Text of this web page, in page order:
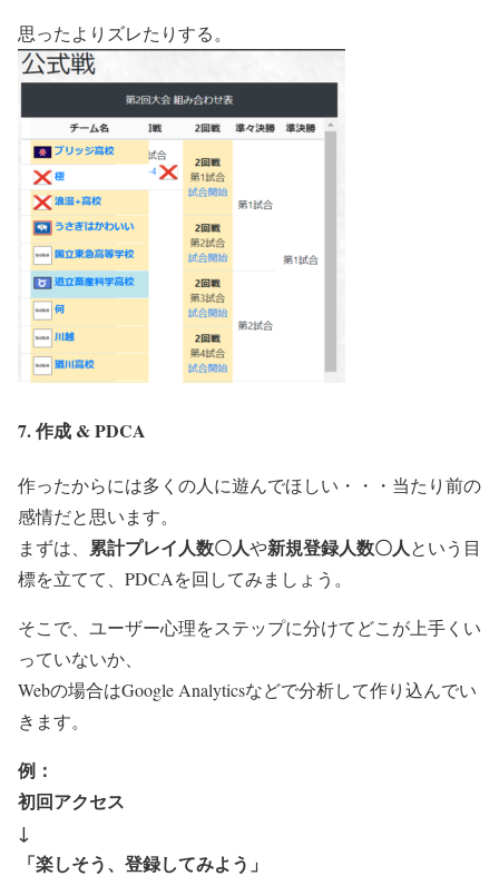
思ったよりズレたりする。
7. 作成 & PDCA
作ったからには多くの人に遊んでほしい・・・当たり前の
感情だと思います。
まずは、 累計プレイ人数〇人や新規登録人数〇人という目
標を立てて、PDCAを回してみましょう。
そこで、ユーザー心理をステップに分けてどこが上手くい
っていないか、
Webの場合はGoogle Analyticsなどで分析して作り込んでい
きます。
例：
初回アクセス
↓
「楽しそう、登録してみよう」